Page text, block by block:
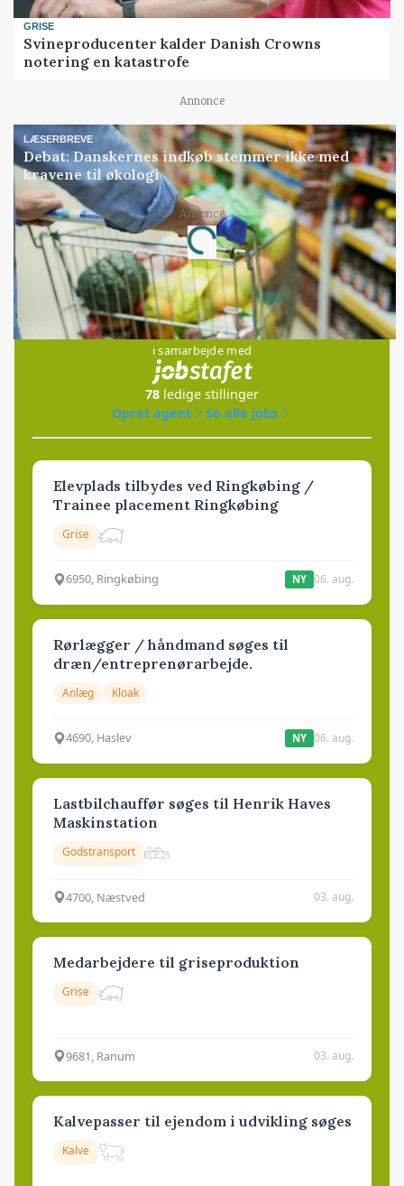
GRISE
Svineproducenter kalder Danish Crowns
notering en katastrofe
Annonce
LÆSERBREVE
Debat: Danskernes indkøb stemmer ikke med
kravene til økologi
Annonce
Loading...
Jobs
i samarbejde med
78 ledige stillinger
Opret agent
Se alle jobs
Elevplads tilbydes ved Ringkøbing /
Trainee placement Ringkøbing
Grise
6950, Ringkøbing NY 06. aug.
Rørlægger / håndmand søges til
dræn/entreprenørarbejde.
Anlæg Kloak
4690, Haslev NY 06. aug.
Lastbilchauffør søges til Henrik Haves
Maskinstation
Godstransport
4700, Næstved 03. aug.
Medarbejdere til griseproduktion
Grise
9681, Ranum 03. aug.
Kalvepasser til ejendom i udvikling søges
Kalve